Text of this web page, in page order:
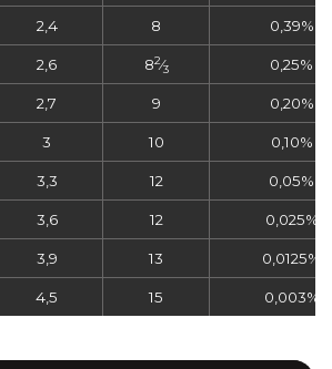
2,4 8 0,39%
2,6 82⁄3 0,25%
2,7 9 0,20%
3 10 0,10%
3,3 12 0,05%
3,6 12 0,025%
3,9 13 0,0125%
4,5 15 0,003%